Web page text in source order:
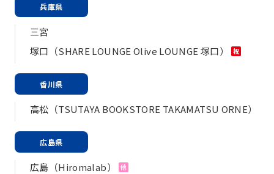
兵庫県
三宮
塚口（SHARE LOUNGE Olive LOUNGE 塚口）
祝
香川県
高松（TSUTAYA BOOKSTORE TAKAMATSU ORNE）
広島県
広島（Hiromalab） 他